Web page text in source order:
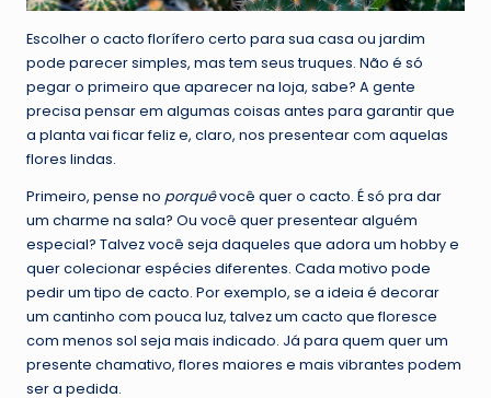
Escolher o cacto florífero certo para sua casa ou jardim
pode parecer simples, mas tem seus truques. Não é só
pegar o primeiro que aparecer na loja, sabe? A gente
precisa pensar em algumas coisas antes para garantir que
a planta vai ficar feliz e, claro, nos presentear com aquelas
flores lindas.
Primeiro, pense no porquêvocê quer o cacto. É só pra dar
um charme na sala? Ou você quer presentear alguém
especial? Talvez você seja daqueles que adora um hobby e
quer colecionar espécies diferentes. Cada motivo pode
pedir um tipo de cacto. Por exemplo, se a ideia é decorar
um cantinho com pouca luz, talvez um cacto que floresce
com menos sol seja mais indicado. Já para quem quer um
presente chamativo, flores maiores e mais vibrantes podem
ser a pedida.